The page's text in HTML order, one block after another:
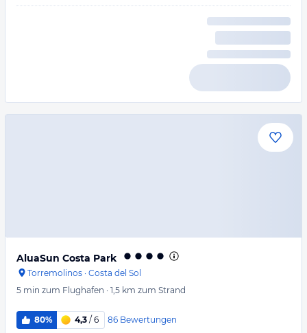
AluaSun Costa Park
Torremolinos · Costa del Sol
5 min zum Flughafen · 1,5 km zum Strand
80% 4,3 / 6 86 Bewertungen